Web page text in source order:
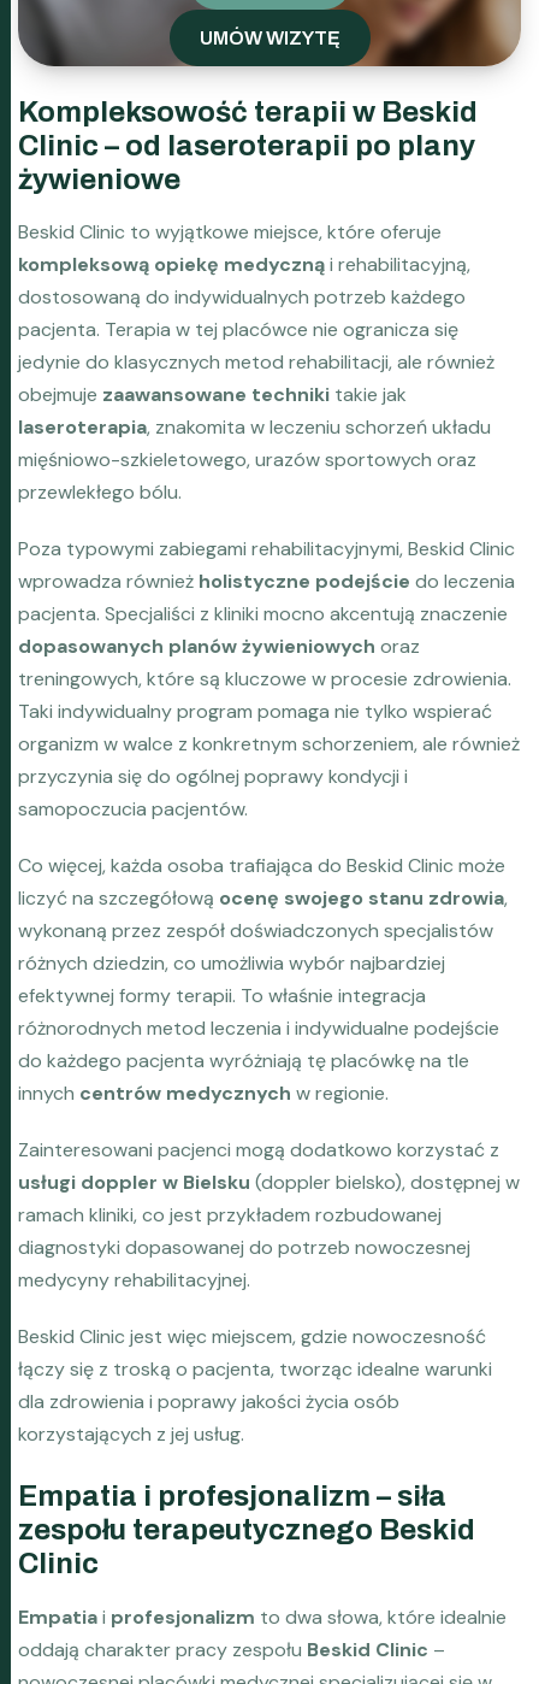
UMÓW WIZYTĘ
Kompleksowość terapii w Beskid
Clinic – od laseroterapii po plany
żywieniowe
Beskid Clinic to wyjątkowe miejsce, które oferuje
kompleksową opiekę medycznąi rehabilitacyjną,
dostosowaną do indywidualnych potrzeb każdego
pacjenta. Terapia w tej placówce nie ogranicza się
jedynie do klasycznych metod rehabilitacji, ale również
obejmuje zaawansowane techniki takie jak
laseroterapia, znakomita w leczeniu schorzeń układu
mięśniowo-szkieletowego, urazów sportowych oraz
przewlekłego bólu.
Poza typowymi zabiegami rehabilitacyjnymi, Beskid Clinic
wprowadza również holistyczne podejście do leczenia
pacjenta. Specjaliści z kliniki mocno akcentują znaczenie
dopasowanych planów żywieniowych oraz
treningowych, które są kluczowe w procesie zdrowienia.
Taki indywidualny program pomaga nie tylko wspierać
organizm w walce z konkretnym schorzeniem, ale również
przyczynia się do ogólnej poprawy kondycji i
samopoczucia pacjentów.
Co więcej, każda osoba trafiająca do Beskid Clinic może
liczyć na szczegółową ocenę swojego stanu zdrowia,
wykonaną przez zespół doświadczonych specjalistów
różnych dziedzin, co umożliwia wybór najbardziej
efektywnej formy terapii. To właśnie integracja
różnorodnych metod leczenia i indywidualne podejście
do każdego pacjenta wyróżniają tę placówkę na tle
innych centrów medycznych w regionie.
Zainteresowani pacjenci mogą dodatkowo korzystać z
usługi doppler w Bielsku (doppler bielsko), dostępnej w
ramach kliniki, co jest przykładem rozbudowanej
diagnostyki dopasowanej do potrzeb nowoczesnej
medycyny rehabilitacyjnej.
Beskid Clinic jest więc miejscem, gdzie nowoczesność
łączy się z troską o pacjenta, tworząc idealne warunki
dla zdrowienia i poprawy jakości życia osób
korzystających z jej usług.
Empatia i profesjonalizm – siła
zespołu terapeutycznego Beskid
Clinic
Empatiai profesjonalizm to dwa słowa, które idealnie
oddają charakter pracy zespołu Beskid Clinic –